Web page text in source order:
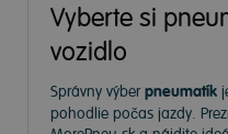
Vyberte si
vozidlo
Správny výberpneumatík
pohodlie počas jazdy.